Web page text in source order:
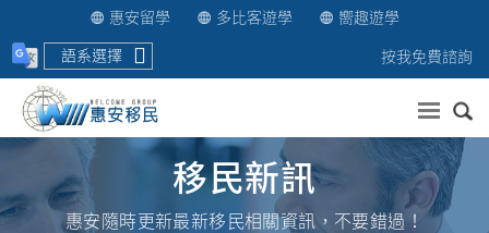
惠安留學 多比客遊學
嚮趣遊學
語系選擇
按我免費諮詢
送出
移民新訊
惠安隨時更新最新移民相關資訊，不要錯過！